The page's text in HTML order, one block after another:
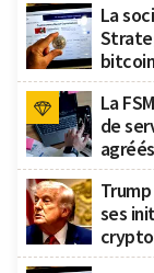
La
La
de
agréés
ses